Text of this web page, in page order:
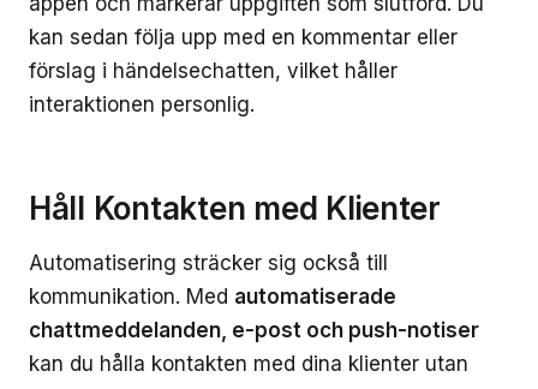
kan sedan följa upp med en kommentar eller
förslag i händelsechatten, vilket håller
interaktionen personlig.
Håll Kontakten med Klienter
Automatisering sträcker sig också till
kommunikation. Med automatiserade
chattmeddelanden, e-post och push-notiser
kan du hålla kontakten med dina klienter utan